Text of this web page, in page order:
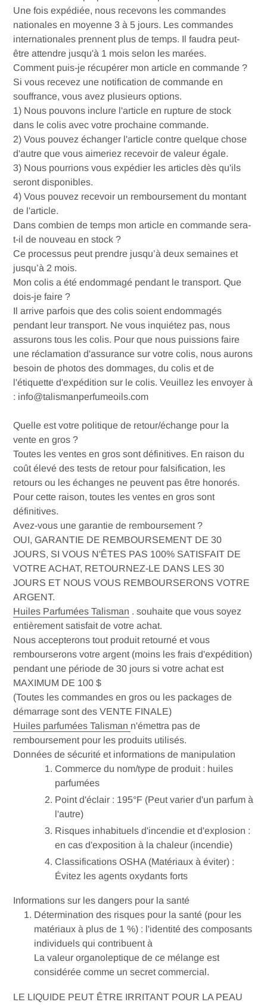
Une fois expédiée, nous recevons les commandes
nationales en moyenne 3 à 5 jours. Les commandes
internationales prennent plus de temps. Il faudra peut-
être attendre jusqu'à 1 mois selon les marées.
Comment puis-je récupérer mon article en commande ?
Si vous recevez une notification de commande en
souffrance, vous avez plusieurs options.
1) Nous pouvons inclure l'article en rupture de stock
dans le colis avec votre prochaine commande.
2) Vous pouvez échanger l'article contre quelque chose
d'autre que vous aimeriez recevoir de valeur égale.
3) Nous pourrions vous expédier les articles dès qu'ils
seront disponibles.
4) Vous pouvez recevoir un remboursement du montant
de l'article.
Dans combien de temps mon article en commande sera-
t-il de nouveau en stock ?
Ce processus peut prendre jusqu’à deux semaines et
jusqu’à 2 mois.
Mon colis a été endommagé pendant le transport. Que
dois-je faire ?
Il arrive parfois que des colis soient endommagés
pendant leur transport. Ne vous inquiétez pas, nous
assurons tous les colis. Pour que nous puissions faire
une réclamation d'assurance sur votre colis, nous aurons
besoin de photos des dommages, du colis et de
l'étiquette d'expédition sur le colis. Veuillez les envoyer à
: info@talismanperfumeoils.com
Quelle est votre politique de retour/échange pour la
vente en gros ?
Toutes les ventes en gros sont définitives. En raison du
coût élevé des tests de retour pour falsification, les
retours ou les échanges ne peuvent pas être honorés.
Pour cette raison, toutes les ventes en gros sont
définitives.
Avez-vous une garantie de remboursement ?
OUI, GARANTIE DE REMBOURSEMENT DE 30
JOURS, SI VOUS N'ÊTES PAS 100% SATISFAIT DE
VOTRE ACHAT, RETOURNEZ-LE DANS LES 30
JOURS ET NOUS VOUS REMBOURSERONS VOTRE
ARGENT.
Huiles Parfumées Talisman . souhaite que vous soyez
entièrement satisfait de votre achat.
Nous accepterons tout produit retourné et vous
rembourserons votre argent (moins les frais d'expédition)
pendant une période de 30 jours si votre achat est
MAXIMUM DE 100 $
(Toutes les commandes en gros ou les packages de
démarrage sont des VENTE FINALE)
Huiles parfumées Talisman n'émettra pas de
remboursement pour les produits utilisés.
Données de sécurité et informations de manipulation
Commerce du nom/type de produit : huiles
parfumées
Point d'éclair : 195°F (Peut varier d'un parfum à
l'autre)
Risques inhabituels d'incendie et d'explosion :
en cas d'exposition à la chaleur (incendie)
Classifications OSHA (Matériaux à éviter) :
Évitez les agents oxydants forts
Informations sur les dangers pour la santé
Détermination des risques pour la santé (pour les
matériaux à plus de 1 %) : l'identité des composants
individuels qui contribuent à
La valeur organoleptique de ce mélange est
considérée comme un secret commercial.
LE LIQUIDE PEUT ÊTRE IRRITANT POUR LA PEAU